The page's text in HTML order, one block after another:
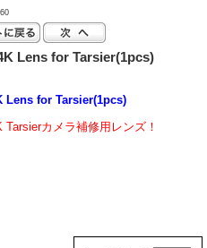
Lens for Tarsier(1pcs)
Lens for Tarsier(1pcs)
Tarsierカメラ補修用レンズ！